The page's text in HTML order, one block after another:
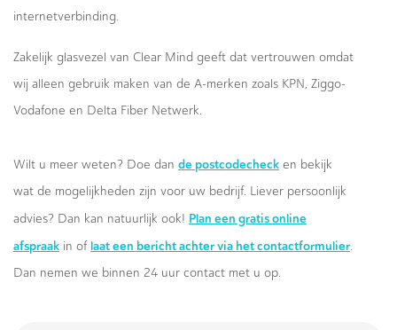
internetverbinding.
Zakelijk glasvezel van Clear Mind geeft dat vertrouwen omdat
wij alleen gebruik maken van de A-merken zoals KPN, Ziggo-
Vodafone en Delta Fiber Netwerk.
Wilt u meer weten? Doe dan de postcodecheck en bekijk
wat de mogelijkheden zijn voor uw bedrijf. Liever persoonlijk
advies? Dan kan natuurlijk ook! Plan een gratis online
afspraak in of laat een bericht achter via het contactformulier.
Dan nemen we binnen 24 uur contact met u op.